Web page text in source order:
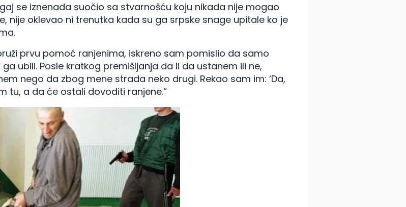
se iznenada suočio sa stvarnošću koju nikada nije mogao
nije oklevao ni trenutka kada su ga srpske snage upitale ko je
prvu pomoć ranjenima, iskreno sam pomislio da samo
ubili. Posle kratkog premišljanja da li da ustanem ili ne,
nego da zbog mene strada neko drugi. Rekao sam im: ‘Da,
tu, a da će ostali dovoditi ranjene.“